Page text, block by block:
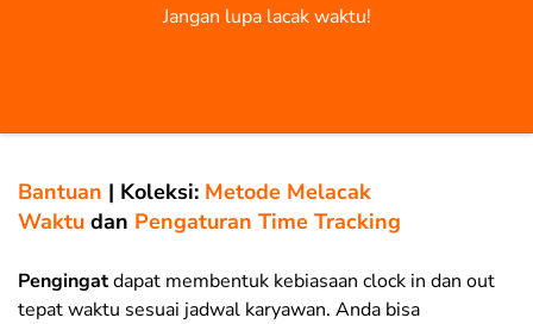
Jangan lupa lacak waktu!
Bantuan | Koleksi: Metode Melacak
Waktu dan Pengaturan Time Tracking
Pengingatdapat membentuk kebiasaan clock in dan out
tepat waktu sesuai jadwal karyawan. Anda bisa